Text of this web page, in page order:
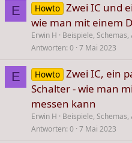
E Howto Zwei IC und
wie man mit einem
Erwin H
Beispiele,
Antworten 0 7 Mai 2023
E Howto Zwei IC, ein
Schalter - wie man
messen kann
Erwin H
Beispiele,
Antworten 0 7 Mai 2023